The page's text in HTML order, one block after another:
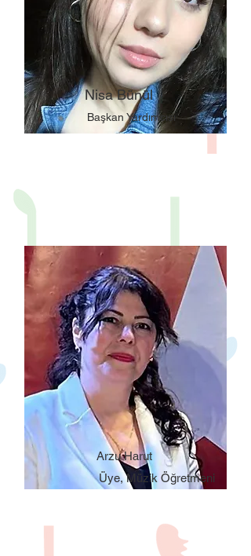
Nisa Bünül
Başkan Yardımcısı
Arzu Harut
Üye, Müzik Öğretmeni